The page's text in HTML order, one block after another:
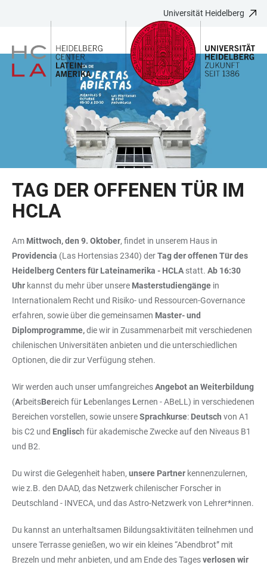
ZUR
BARRIEREFREIHEIT
Universität Heidelberg
TAG DER OFFENEN TÜR IM
HCLA
Am Mittwoch, den 9. Oktober, findet in unserem Haus in
Providencia (Las Hortensias 2340) derTag der offenen Tür des
Heidelberg Centers für Lateinamerika - HCLA statt. Ab 16:30
Uhr kannst du mehr über unsere Masterstudiengänge in
Internationalem Recht und Risiko- und Ressourcen-Governance
erfahren, sowie über die gemeinsamen Master- und
Diplomprogramme,die wir in Zusammenarbeit mit verschiedenen
chilenischen Universitäten anbieten und die unterschiedlichen
Optionen, die dir zur Verfügung stehen.
Wir werden auch unser umfangreichesAngebot an Weiterbildung
(ArbeitsBereich für Lebenlanges Lernen - ABeLL) in verschiedenen
Bereichen vorstellen, sowie unsereSprachkurse: Deutsch von A1
bis C2 und Englisch für akademische Zwecke auf den Niveaus B1
und B2.
Du wirst die Gelegenheit haben, unsere Partner kennenzulernen,
wie z.B. den DAAD, das Netzwerk chilenischer Forscher in
Deutschland - INVECA, und das Astro-Netzwerk von Lehrer*innen.
Du kannst an unterhaltsamen Bildungsaktivitäten teilnehmen und
unsere Terrasse genießen, wo wir ein kleines “Abendbrot” mit
Brezeln und mehr anbieten, und am Ende des Tagesverlosen wir